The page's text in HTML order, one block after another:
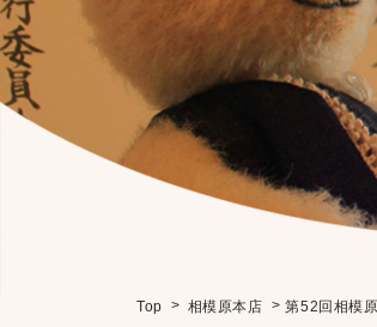
Top > 相模原本店 >第52回相模